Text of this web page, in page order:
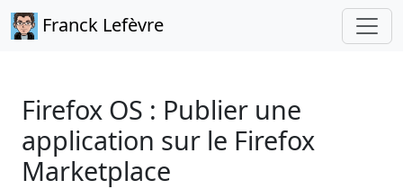
Franck Lefèvre
Firefox OS : Publier une
application sur le Firefox
Marketplace